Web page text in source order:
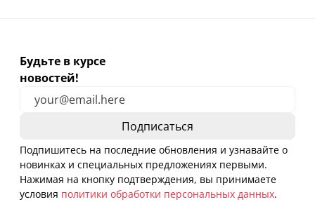
Будьте в курсе
новостей!
Подпишитесь на последние обновления и узнавайте о
новинках и специальных предложениях первыми.
Нажимая на кнопку подтверждения, вы принимаете
условия политики обработки персональных данных.